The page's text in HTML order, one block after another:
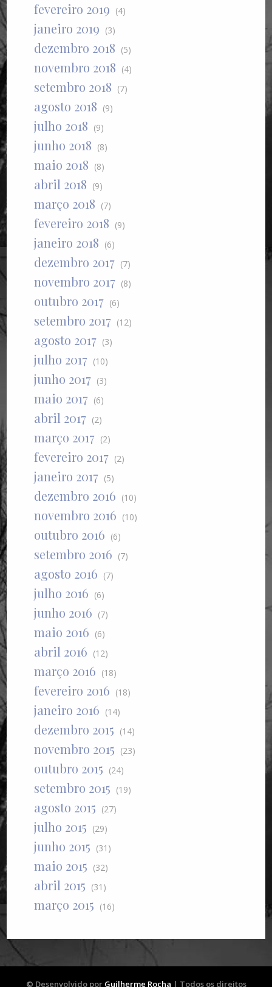
fevereiro 2019 (4)
janeiro 2019 (3)
dezembro 2018 (5)
novembro 2018 (4)
setembro 2018 (7)
agosto 2018 (9)
julho 2018 (9)
junho 2018 (8)
maio 2018 (8)
abril 2018 (9)
março 2018 (7)
fevereiro 2018 (9)
janeiro 2018 (6)
dezembro 2017 (7)
novembro 2017 (8)
outubro 2017 (6)
setembro 2017 (12)
agosto 2017 (3)
julho 2017 (10)
junho 2017 (3)
maio 2017 (6)
abril 2017 (2)
março 2017 (2)
fevereiro 2017 (2)
janeiro 2017 (5)
dezembro 2016 (10)
novembro 2016 (10)
outubro 2016 (6)
setembro 2016 (7)
agosto 2016 (7)
julho 2016 (6)
junho 2016 (7)
maio 2016 (6)
abril 2016 (12)
março 2016 (18)
fevereiro 2016 (18)
janeiro 2016 (14)
dezembro 2015 (14)
novembro 2015 (23)
outubro 2015 (24)
setembro 2015 (19)
agosto 2015 (27)
julho 2015 (29)
junho 2015 (31)
maio 2015 (32)
abril 2015 (31)
março 2015 (16)
© Desenvolvido por Guilherme Rocha | Todos os direitos